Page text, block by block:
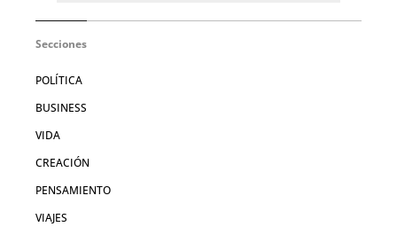
Secciones
POLÍTICA
BUSINESS
VIDA
CREACIÓN
PENSAMIENTO
VIAJES